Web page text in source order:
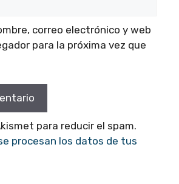
correo electrónico y web
para la próxima vez que
para reducir el spam.
procesan los datos de tus